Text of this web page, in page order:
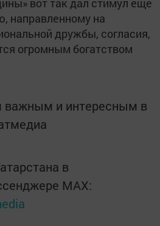
вот так дал стимул еще
направленному на
дружбы, согласия,
огромным богатством
важным и интересным в
в
MАХ: